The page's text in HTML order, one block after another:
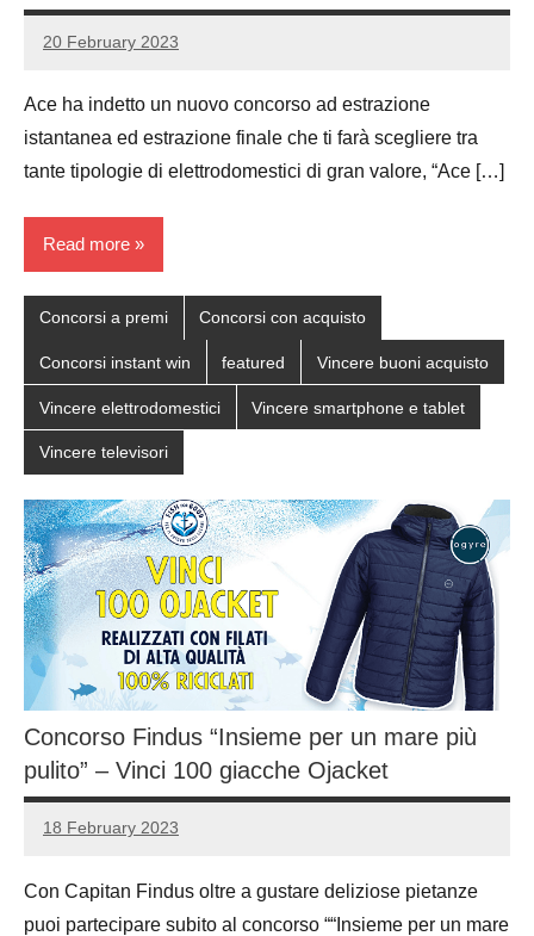
20 February 2023
Luca
No
Ace ha indetto un nuovo concorso ad estrazione
istantanea ed estrazione finale che ti farà scegliere tra
tante tipologie di elettrodomestici di gran valore, “Ace […]
Read more
Concorsi a premi Concorsi con acquisto
Concorsi instant win featured Vincere buoni acquisto
Vincere elettrodomestici Vincere smartphone e tablet
Vincere televisori
Concorso Findus “Insieme per un mare più
pulito” – Vinci 100 giacche Ojacket
18 February 2023
Luca
No
Con Capitan Findus oltre a gustare deliziose pietanze
puoi partecipare subito al concorso ““Insieme per un mare